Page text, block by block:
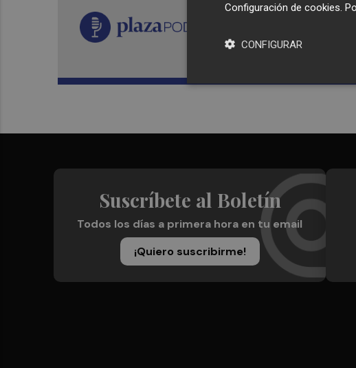
Suscríbete al Boletín
Todos los días a primera hora en tu email
¡Quiero suscribirme!
Configuración de cookies
CONFIGURAR